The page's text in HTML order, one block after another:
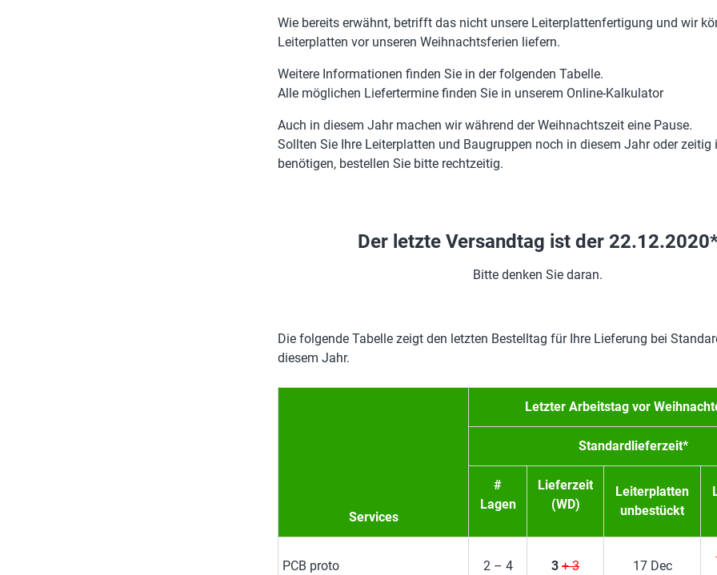
Wie bereits erwähnt, betrifft das nicht unsere Leiterplattenfertigung und wir
Leiterplatten vor unseren Weihnachtsferien liefern.
Weitere Informationen finden Sie in der folgenden Tabelle.
Alle möglichen Liefertermine finden Sie in unserem Online-Kalkulator
Auch in diesem Jahr machen wir während der Weihnachtszeit eine Pause.
Sollten Sie Ihre Leiterplatten und Baugruppen noch in diesem Jahr oder zeitig
benötigen, bestellen Sie bitte rechtzeitig.
Der letzte Versandtag ist der
Bitte denken Sie daran.
Die folgende Tabelle zeigt den letzten Bestelltag für Ihre Lieferung bei
diesem Jahr.
Services
Letzter Arbeitstag vor
Standardlieferzeit*
#
Lagen
Lieferzeit
(WD)
Leiterplatten
unbestückt
PCB proto 2 – 4 3 + 3 17 Dec